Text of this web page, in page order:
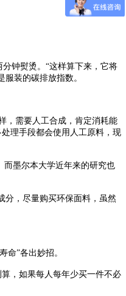
钟熨烫。“这样算下来，它将
装的碳排放指数。
，需要人工合成，肯定消耗能
理手段都会使用人工原料，现
墨尔本大学近年来的研究也
，尽量购买环保面料，虽然
”各出妙招。
，如果每人每年少买一件不必